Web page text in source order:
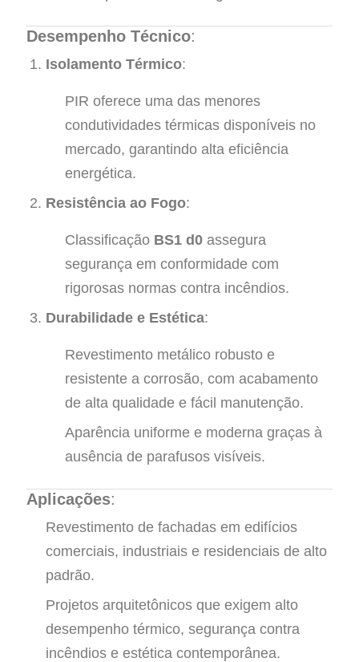
Desempenho Técnico:
Isolamento Térmico:
PIR oferece uma das menores
condutividades térmicas disponíveis no
mercado, garantindo alta eficiência
energética.
Resistência ao Fogo:
Classificação BS1 d0 assegura
segurança em conformidade com
rigorosas normas contra incêndios.
Durabilidade e Estética:
Revestimento metálico robusto e
resistente a corrosão, com acabamento
de alta qualidade e fácil manutenção.
Aparência uniforme e moderna graças à
ausência de parafusos visíveis.
Aplicações:
Revestimento de fachadas em edifícios
comerciais, industriais e residenciais de alto
padrão.
Projetos arquitetônicos que exigem alto
desempenho térmico, segurança contra
incêndios e estética contemporânea.